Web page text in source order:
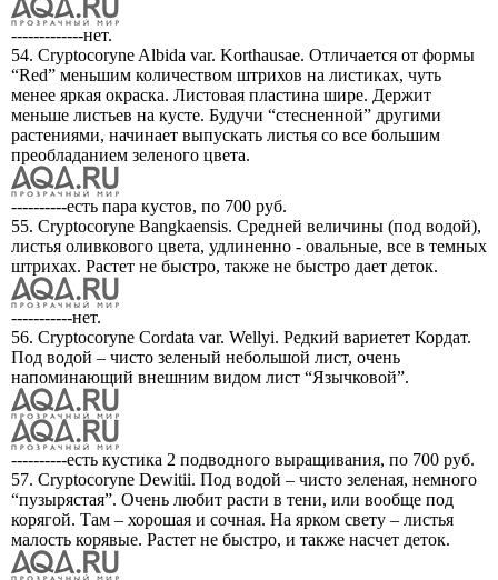
-------------нет.
54. Cryptocoryne Albida var. Korthausae. Отличается от формы
“Red” меньшим количеством штрихов на листиках, чуть
менее яркая окраска. Листовая пластина шире. Держит
меньше листьев на кусте. Будучи “стесненной” другими
растениями, начинает выпускать листья со все большим
преобладанием зеленого цвета.
----------есть пара кустов, по 700 руб.
55. Cryptocoryne Bangkaensis. Средней величины (под водой),
листья оливкового цвета, удлиненно - овальные, все в темных
штрихах. Растет не быстро, также не быстро дает деток.
-----------нет.
56. Cryptocoryne Cordata var. Wellyi. Редкий вариетет Кордат.
Под водой – чисто зеленый небольшой лист, очень
напоминающий внешним видом лист “Язычковой”.
----------есть кустика 2 подводного выращивания, по 700 руб.
57. Cryptocoryne Dewitii. Под водой – чисто зеленая, немного
“пузырястая”. Очень любит расти в тени, или вообще под
корягой. Там – хорошая и сочная. На ярком свету – листья
малость корявые. Растет не быстро, и также насчет деток.